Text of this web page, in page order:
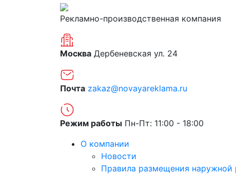
Рекламно-производственная компания
Москва Дербеневская ул. 24
Почта zakaz@novayareklama.ru
Режим работы Пн-Пт: 11:00 - 18:00
О компании
Новости
Правила размещения наружной